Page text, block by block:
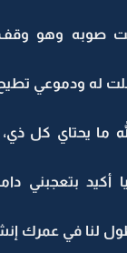
صوبه وهو
له ودموعي تطيح
ما يحتاي كل
أكيد بتعجبني
لنا في عمرك